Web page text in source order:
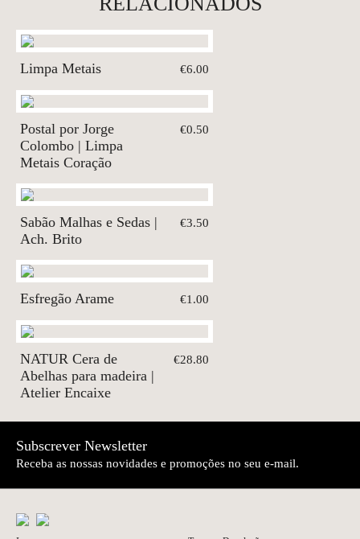
Limpa Metais €6.00
Postal por Jorge
Colombo | Limpa
Metais Coração
€0.50
Sabão Malhas e Sedas |
Ach. Brito
€3.50
Esfregão Arame €1.00
NATUR Cera de
Abelhas para madeira |
Atelier Encaixe
€28.80
Subscrever Newsletter
Receba as nossas novidades e promoções no seu e-mail.